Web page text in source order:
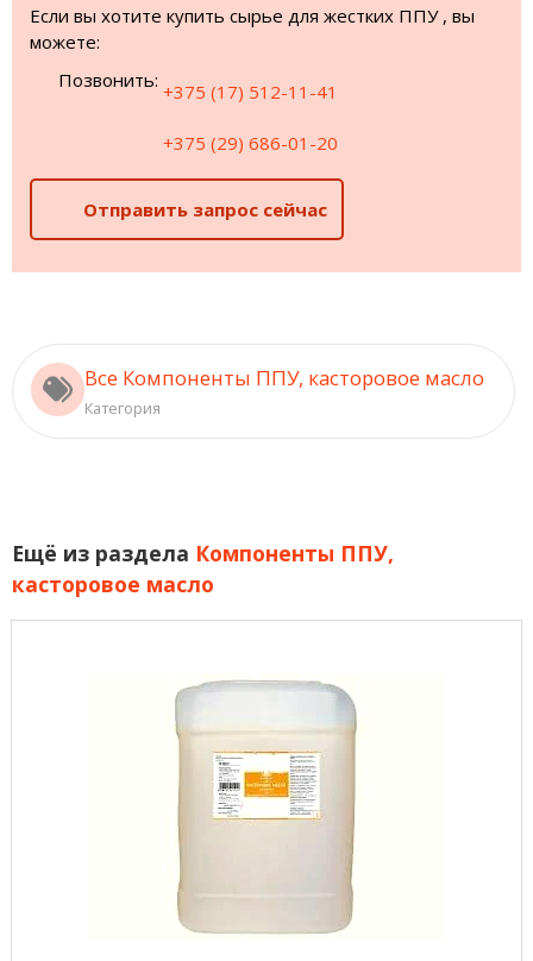
Если вы хотите купить сырье для жестких ППУ , вы
можете:
Позвонить:
+375 (17) 512-11-41
+375 (29) 686-01-20
Отправить запрос сейчас
Все Компоненты ППУ, касторовое масло
Категория
Ещё из раздела Компоненты ППУ,
касторовое масло